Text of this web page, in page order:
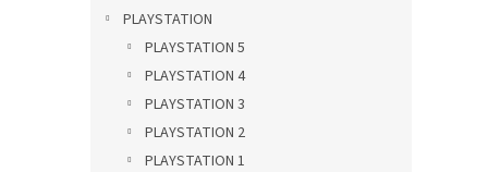
PLAYSTATION
PLAYSTATION 5
PLAYSTATION 4
PLAYSTATION 3
PLAYSTATION 2
PLAYSTATION 1